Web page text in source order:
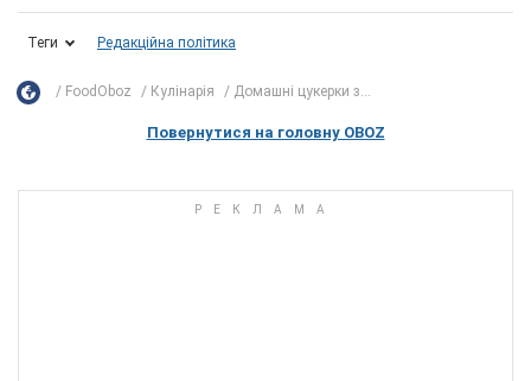
Теги Редакційна політика
FoodOboz Кулінарія Домашні цукерки з...
Повернутися на головну OBOZ